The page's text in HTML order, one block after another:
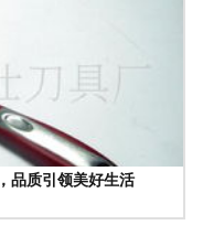
品质引领美好生活